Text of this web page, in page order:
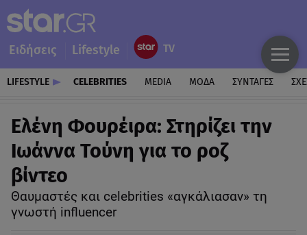
Ειδήσεις Lifestyle
LIFESTYLE CELEBRITIES MEDIA ΜΟΔΑ ΣΥΝΤΑΓΕΣ
Ελένη Φουρέιρα: Στηρίζει την
Ιωάννα Τούνη για το ροζ
βίντεο
Θαυμαστές και celebrities «αγκάλιασαν» τη
γνωστή influencer